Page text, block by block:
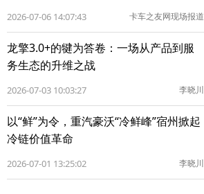
2026-07-06 14:07:43 卡车之友网现场报道
龙擎3.0+的犍为答卷：一场从产品到服
务生态的升维之战
2026-07-03 10:03:27 李晓川
以“鲜”为令，重汽豪沃“冷鲜峰”宿州掀起
冷链价值革命
2026-07-01 13:25:02 李晓川